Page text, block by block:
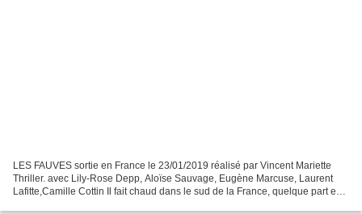
LES FAUVES sortie en France le 23/01/2019 réalisé par Vincent Mariette
Thriller. avec Lily-Rose Depp, Aloïse Sauvage, Eugène Marcuse, Laurent
Lafitte,Camille Cottin Il fait chaud dans le sud de la France, quelque part en